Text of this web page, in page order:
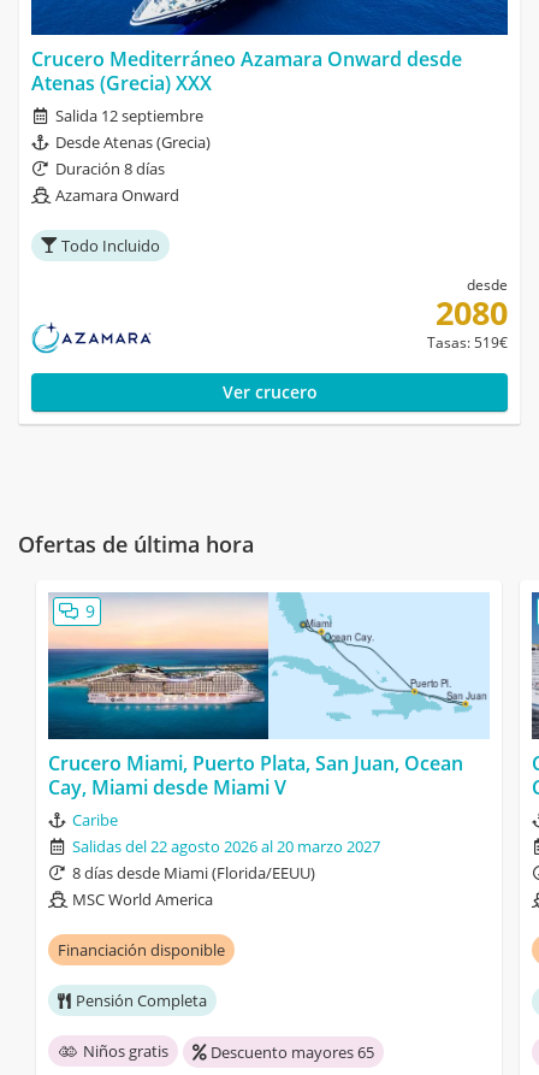
Crucero Mediterráneo Azamara Onward desde
Atenas (Grecia) XXX
Salida 12 septiembre
Desde Atenas (Grecia)
Duración 8 días
Azamara Onward
Todo Incluido
desde
2080
Tasas: 519€
Ver crucero
Ofertas de última hora
9
Crucero Miami, Puerto Plata, San Juan, Ocean
Cay, Miami desde Miami V
Caribe
Salidas del 22 agosto 2026 al 20 marzo 2027
8 días desde Miami (Florida/EEUU)
MSC World America
Financiación disponible
Pensión Completa
Niños gratis Descuento mayores 65